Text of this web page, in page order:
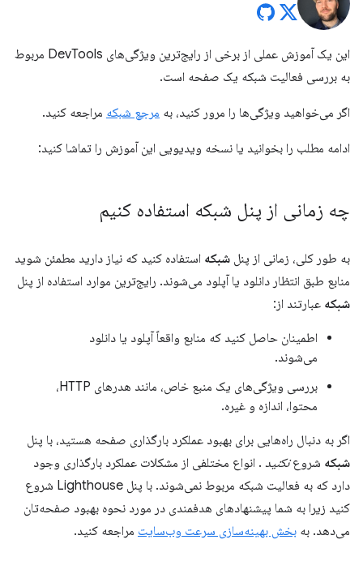
این یک آموزش عملی از برخی از رایج‌ترین ویژگی‌های DevTools مربوط
به بررسی فعالیت شبکه یک صفحه است.
اگر می‌خواهید ویژگی‌ها را مرور کنید، به مرجع شبکه مراجعه کنید.
ادامه مطلب را بخوانید یا نسخه ویدیویی این آموزش را تماشا کنید:
چه زمانی از پنل شبکه استفاده کنیم
به طور کلی، زمانی از پنل شبکه استفاده کنید که نیاز دارید مطمئن شوید
منابع طبق انتظار دانلود یا آپلود می‌شوند. رایج‌ترین موارد استفاده از پنل
شبکه عبارتند از:
اطمینان حاصل کنید که منابع واقعاً آپلود یا دانلود
می‌شوند.
بررسی ویژگی‌های یک منبع خاص، مانند هدرهای HTTP،
محتوا، اندازه و غیره.
اگر به دنبال راه‌هایی برای بهبود عملکرد بارگذاری صفحه هستید، با پنل
شبکه شروعنکنید . انواع مختلفی از مشکلات عملکرد بارگذاری وجود
دارد که به فعالیت شبکه مربوط نمی‌شوند. با پنل Lighthouse شروع
کنید زیرا به شما پیشنهادهای هدفمندی در مورد نحوه بهبود صفحه‌تان
می‌دهد. به بخش بهینه‌سازی سرعت وب‌سایت مراجعه کنید.